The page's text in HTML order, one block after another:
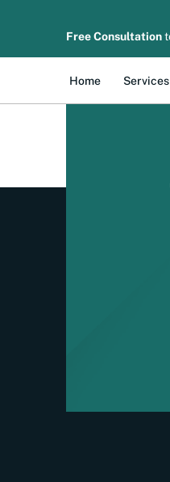
Free Consultation
Home Services
bardziej
oraz